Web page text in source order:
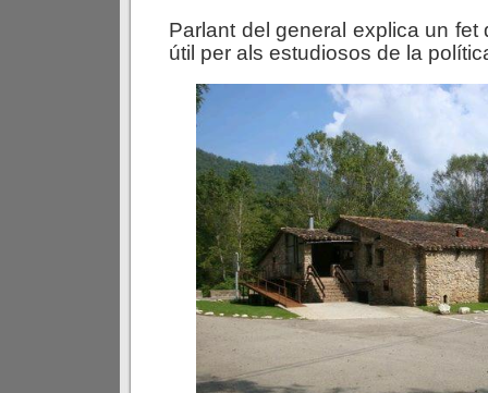
Parlant del general explica un fet
útil per als estudiosos de la